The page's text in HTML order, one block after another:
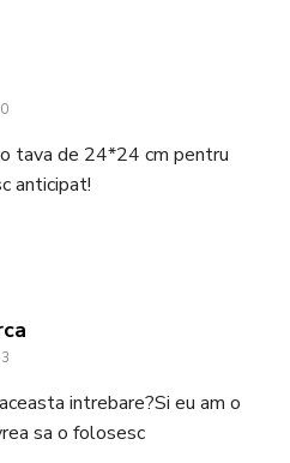
tava de 24*24 cm pentru
anticipat!
intrebare?Si eu am o
sa o folosesc